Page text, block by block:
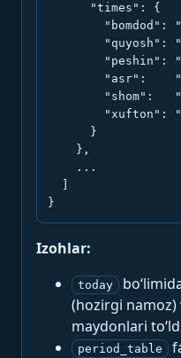
      "times": {
"bomdod":
"quyosh":
"peshin":
"asr":
"shom":
"xufton":
      }
    },
    ...
}
Izohlar:
today
(hozirgi namoz)
maydonlari
period_table